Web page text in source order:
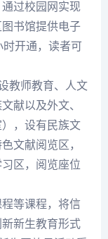
过校园网实现
书馆提供电子
时开通，读者可
教师教育、人文
献以及外文、
，设有民族文
文献阅览区，
区，阅览座位
等课程，将信
新生教育形式